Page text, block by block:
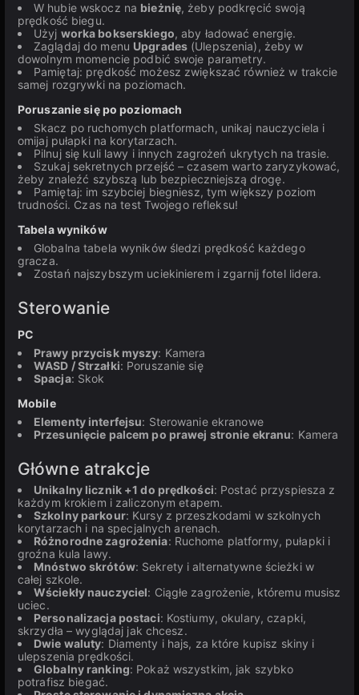
W hubie wskocz na bieżnię, żeby podkręcić swoją
prędkość biegu.
Użyj worka bokserskiego, aby ładować energię.
Zaglądaj do menu Upgrades (Ulepszenia), żeby w
dowolnym momencie podbić swoje parametry.
Pamiętaj: prędkość możesz zwiększać również w trakcie
samej rozgrywki na poziomach.
Poruszanie się po poziomach
Skacz po ruchomych platformach, unikaj nauczyciela i
omijaj pułapki na korytarzach.
Pilnuj się kuli lawy i innych zagrożeń ukrytych na trasie.
Szukaj sekretnych przejść – czasem warto zaryzykować,
żeby znaleźć szybszą lub bezpieczniejszą drogę.
Pamiętaj: im szybciej biegniesz, tym większy poziom
trudności. Czas na test Twojego refleksu!
Tabela wyników
Globalna tabela wyników śledzi prędkość każdego
gracza.
Zostań najszybszym uciekinierem i zgarnij fotel lidera.
Sterowanie
PC
Prawy przycisk myszy: Kamera
WASD / Strzałki: Poruszanie się
Spacja: Skok
Mobile
Elementy interfejsu: Sterowanie ekranowe
Przesunięcie palcem po prawej stronie ekranu: Kamera
Główne atrakcje
Unikalny licznik +1 do prędkości: Postać przyspiesza z
każdym krokiem i zaliczonym etapem.
Szkolny parkour: Kursy z przeszkodami w szkolnych
korytarzach i na specjalnych arenach.
Różnorodne zagrożenia: Ruchome platformy, pułapki i
groźna kula lawy.
Mnóstwo skrótów: Sekrety i alternatywne ścieżki w
całej szkole.
Wściekły nauczyciel: Ciągłe zagrożenie, któremu musisz
uciec.
Personalizacja postaci: Kostiumy, okulary, czapki,
skrzydła – wyglądaj jak chcesz.
Dwie waluty: Diamenty i hajs, za które kupisz skiny i
ulepszenia prędkości.
Globalny ranking: Pokaż wszystkim, jak szybko
potrafisz biegać.